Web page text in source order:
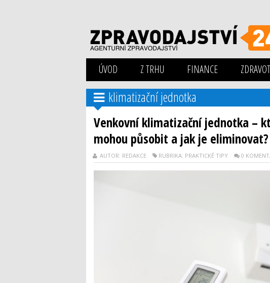
ÚVOD Z TRHU FINANCE
klimatizační jednotka
Venkovní klimatizační jednotka –
mohou působit a jak je eliminovat?
AUTOR: REDAKCE RUBRIKA: PRAKTICKÉ TIPY 0